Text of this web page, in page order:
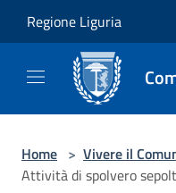
Regione Liguria
Home > Vivere il
Attività di spolvero